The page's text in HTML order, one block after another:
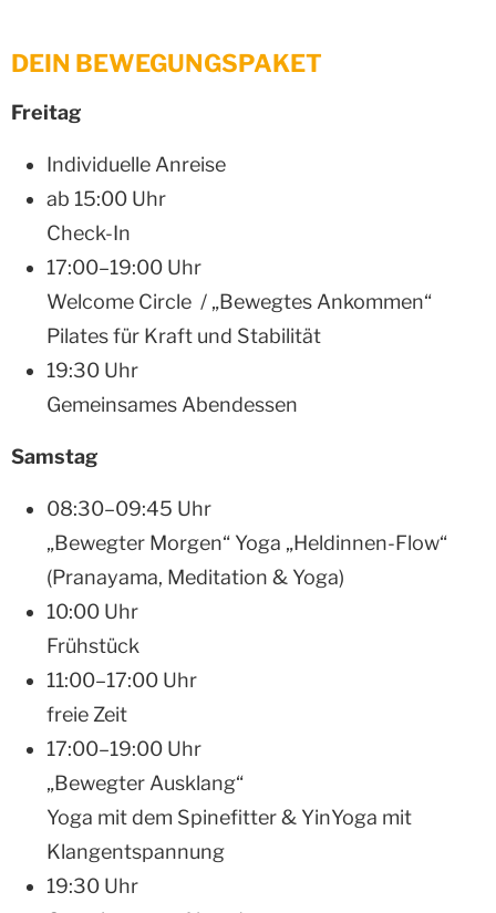
DEIN BEWEGUNGSPAKET
Freitag
Individuelle Anreise
ab 15:00 Uhr
Check-In
17:00–19:00 Uhr
Welcome Circle / „Bewegtes Ankommen“
Pilates für Kraft und Stabilität
19:30 Uhr
Gemeinsames Abendessen
Samstag
08:30–09:45 Uhr
„Bewegter Morgen“ Yoga „Heldinnen-Flow“
(Pranayama, Meditation & Yoga)
10:00 Uhr
Frühstück
11:00–17:00 Uhr
freie Zeit
17:00–19:00 Uhr
„Bewegter Ausklang“
Yoga mit dem Spinefitter & YinYoga mit
Klangentspannung
19:30 Uhr